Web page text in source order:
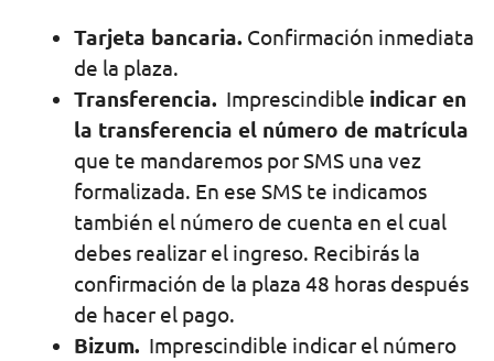
Tarjeta bancaria. Confirmación inmediata
de la plaza.
Transferencia. Imprescindible indicar en
la transferencia el número de matrícula
que te mandaremos por SMS una vez
formalizada. En ese SMS te indicamos
también el número de cuenta en el cual
debes realizar el ingreso. Recibirás la
confirmación de la plaza 48 horas después
de hacer el pago.
Bizum. Imprescindible indicar el número